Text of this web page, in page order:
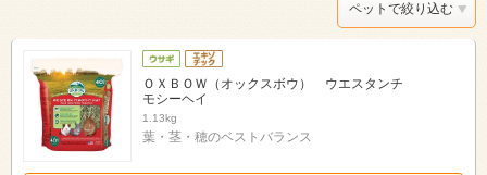
ペットで絞り込む
ＯＸＢＯＷ（オックスボウ） ウエスタンチ
モシーヘイ
1.13kg
葉・茎・穂のベストバランス